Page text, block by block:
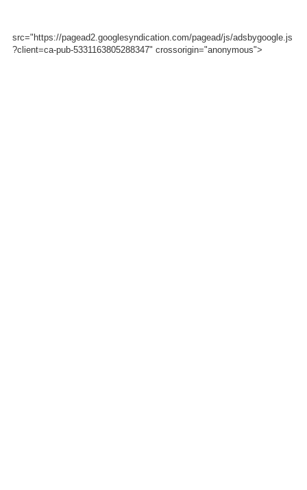
src="https://pagead2.googlesyndication.com/pagead/js/adsbygoogle.js
?client=ca-pub-5331163805288347" crossorigin="anonymous">